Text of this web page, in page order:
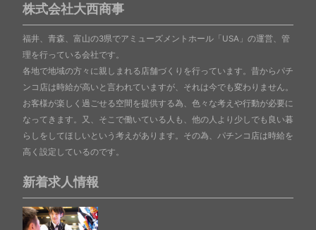
株式会社大西商事
福井、青森、富山の3県でアミューズメントホール「USA」の運営、管
理を行っている会社です。
各地で地域の方々に親しまれる店舗づくりを行っています。昔からパチ
ンコ店は時給が高いと言われていますが、それは今でも変わりません。
お客様が楽しく過ごせる空間を提供する為、色々な考えや行動が必要に
なってきます。又、そこで働いている人も、他の人より少しでも良い暮
らしをしてほしいという考えがあります。その為、パチンコ店は時給を
高く設定しているのです。
新着求人情報